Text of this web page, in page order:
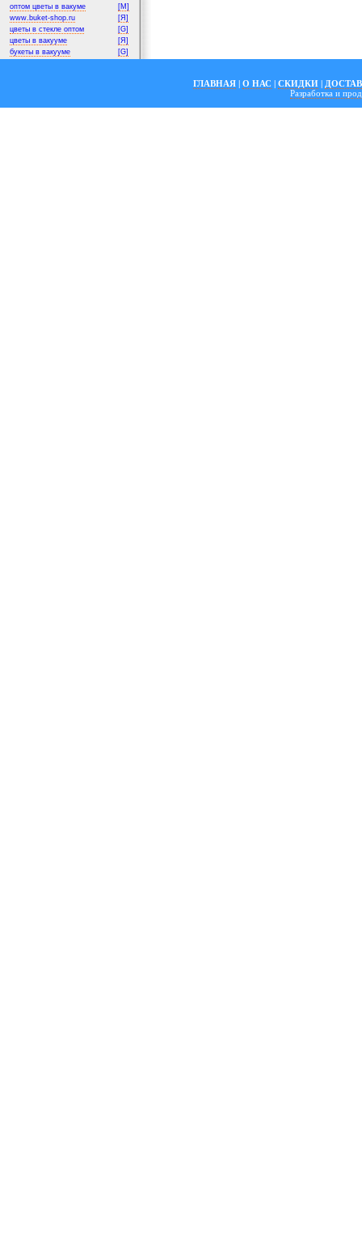
оптом цветы в вакуме
[M]
www.buket-shop.ru
[Я]
цветы в стекле оптом
[G]
цветы в вакууме
[Я]
букеты в вакууме
[G]
ГЛАВНАЯ | О НАС | СКИДКИ |
Разработка и